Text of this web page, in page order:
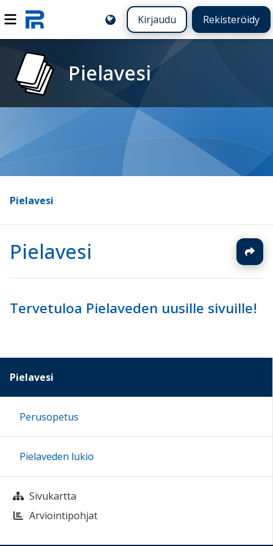
Kirjaudu Rekisteröidy
Pielavesi
Pielavesi
Pielavesi
Tervetuloa Pielaveden uusille sivuille!
Pielavesi
Perusopetus
Pielaveden lukio
Sivukartta
Arviointipohjat